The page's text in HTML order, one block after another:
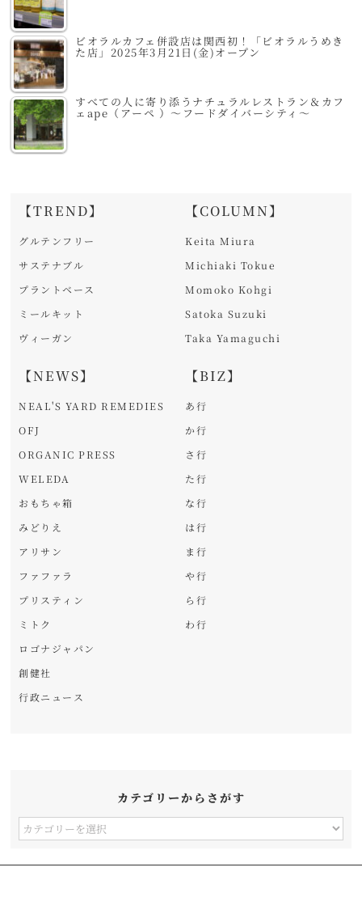
ビオラルカフェ併設店は関西初！「ビオラルうめき
た店」2025年3月21日(金)オープン
すべての人に寄り添うナチュラルレストラン＆カフ
ェape（アーペ ）～フードダイバーシティ～
【TREND】
グルテンフリー
サステナブル
プラントベース
ミールキット
ヴィーガン
【NEWS】
NEAL'S YARD REMEDIES
OFJ
ORGANIC PRESS
WELEDA
おもちゃ箱
みどりえ
アリサン
ファファラ
プリスティン
ミトク
ロゴナジャパン
創健社
行政ニュース
【COLUMN】
Keita Miura
Michiaki Tokue
Momoko Kohgi
Satoka Suzuki
Taka Yamaguchi
【BIZ】
あ行
か行
さ行
た行
な行
は行
ま行
や行
ら行
わ行
カテゴリーからさがす
カ